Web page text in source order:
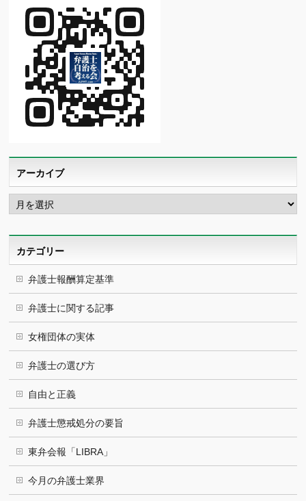
アーカイブ
ア
ー
カ
カテゴリー
弁護士報酬算定基準
弁護士に関する記事
女権団体の実体
弁護士の選び方
自由と正義
弁護士懲戒処分の要旨
東弁会報「LIBRA」
今月の弁護士業界